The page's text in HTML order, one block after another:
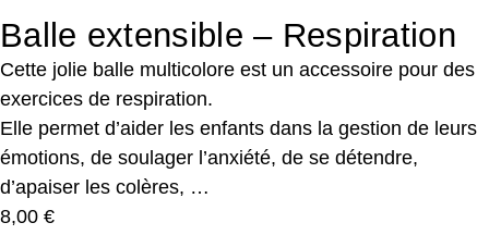
Balle extensible – Respiration
Cette jolie balle multicolore est un accessoire pour des
exercices de respiration.
Elle permet d’aider les enfants dans la gestion de leurs
émotions, de soulager l’anxiété, de se détendre,
d’apaiser les colères, …
8,00 €